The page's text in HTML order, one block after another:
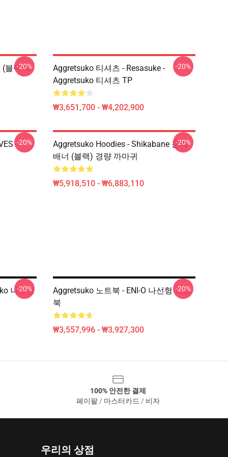
(블랙 텍
-20%
Aggretsuko 티셔츠 - Resasuke -
Aggretsuko 티셔츠 TP
₩3,651,700 - ₩4,202,900
-20%
-20%
Aggretsuko Hoodies - Shikabane 문자
배너 (블랙) 경량 까마귀
₩5,918,510 - ₩6,883,110
-20%
나선형
-20%
Aggretsuko 노트북 - ENI-O 나선형 노트
북
₩3,557,996 - ₩3,927,300
-20%
100% 안전한 결제
페이팔 / 마스터카드 / 비자
우리의 상점